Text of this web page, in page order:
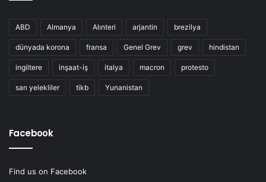
ABD Almanya Alınteri arjantin brezilya
dünyada korona fransa Genel Grev grev hindistan
ingiltere inşaat-iş italya macron protesto
sarı yelekliler tikb Yunanistan
Facebook
Find us on Facebook